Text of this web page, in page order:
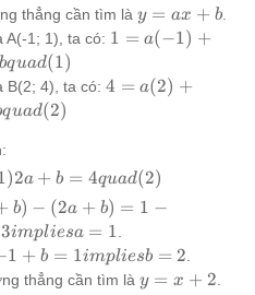
thẳng cần tìm là y
=
+
y = ax + b.
A(-1; 1), ta có: 1 =
+ b
implies
quad
(1)
1 = a(−1) +
bquad(1)
B(2; 4), ta có: 4 =
4 = 2a
+ b
quad
(2)
4 = a(2) +
quad(2)
)2a + b = 4quad(2)
b) − (2a + b) = 1 −
3impliesa = 1
+ b
1
1 + b = 1impliesb = 2
thẳng cần tìm là y
y = x + 2